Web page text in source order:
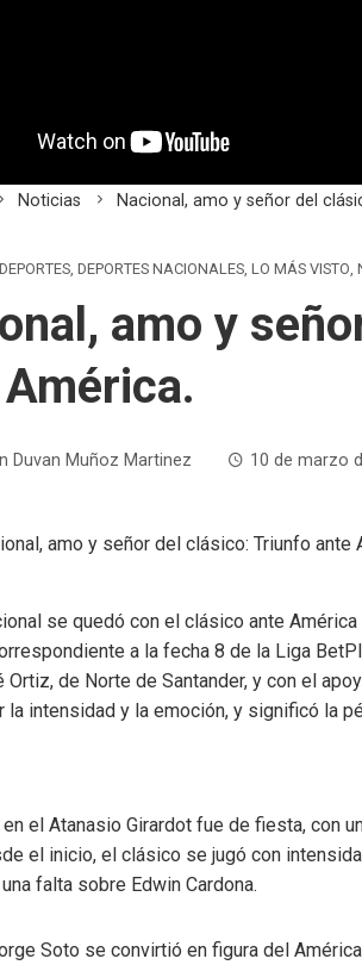
Noticias Nacional, amo y señor del
DEPORTES, DEPORTES NACIONALES, LO MÁS VISTO,
amo y
Duvan Muñoz Martinez 10 de marzo
se quedó con el clásico ante
a la fecha 8 de la Liga
de Norte de Santander, y con el
la intensidad y la emoción, y significó la
en el Atanasio Girardot fue de fiesta, con
el inicio, el clásico se jugó con
falta sobre Edwin Cardona.
Soto se convirtió en figura del